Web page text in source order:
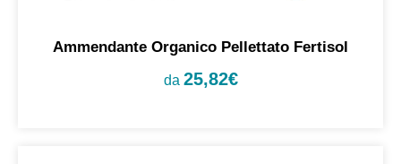
Ammendante Organico Pellettato Fertisol
da 25,82€